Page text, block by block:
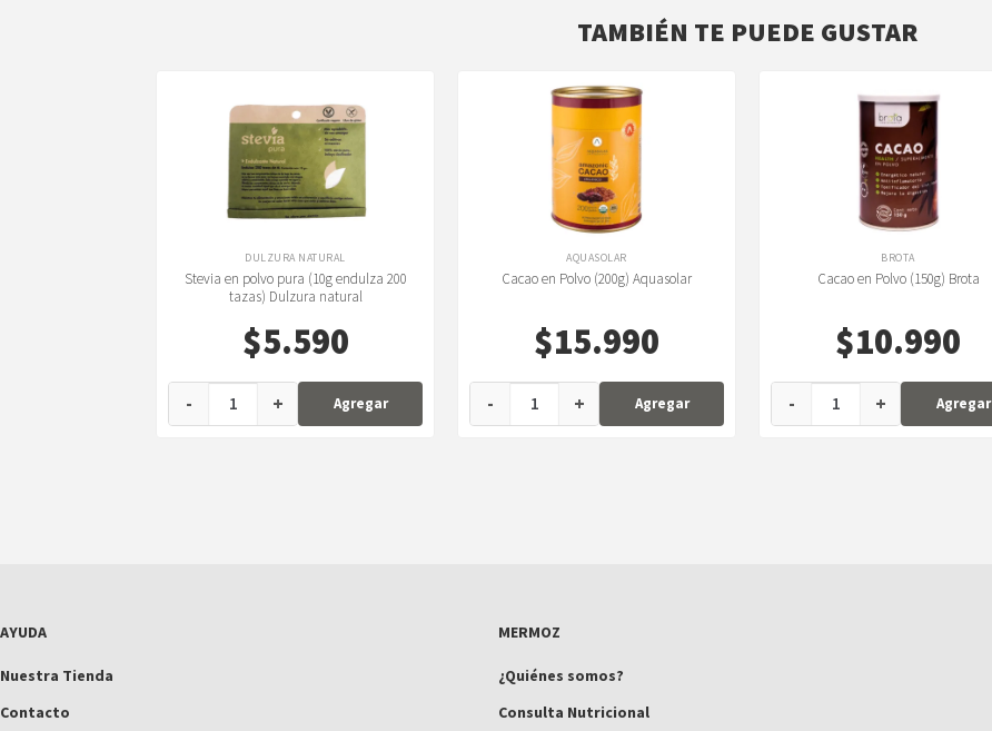
TAMBIÉN TE PUEDE GUSTAR
DULZURA NATURAL
Stevia en polvo pura (10g endulza 200
tazas) Dulzura natural
$5.590
- + Agregar
AQUASOLAR
Cacao en Polvo (200g) Aquasolar
$15.990
- + Agregar
BROTA
Cacao en Polvo (150g) Brota
$10.990
- + Agregar
AYUDA
Nuestra Tienda
Contacto
MERMOZ
¿Quiénes somos?
Consulta Nutricional